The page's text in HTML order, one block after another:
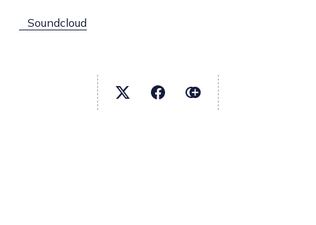
Soundcloud